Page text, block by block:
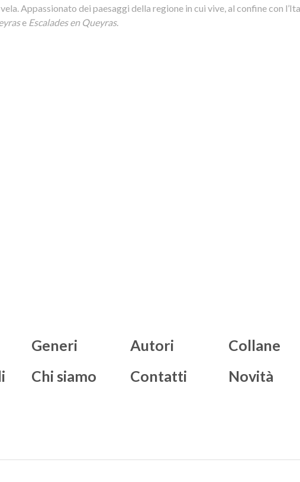
Appassionato dei paesaggi della regione in cui vive, al confine con
e Escalades en Queyras.
Generi
Chi siamo
Autori
Contatti
Collane
Novità